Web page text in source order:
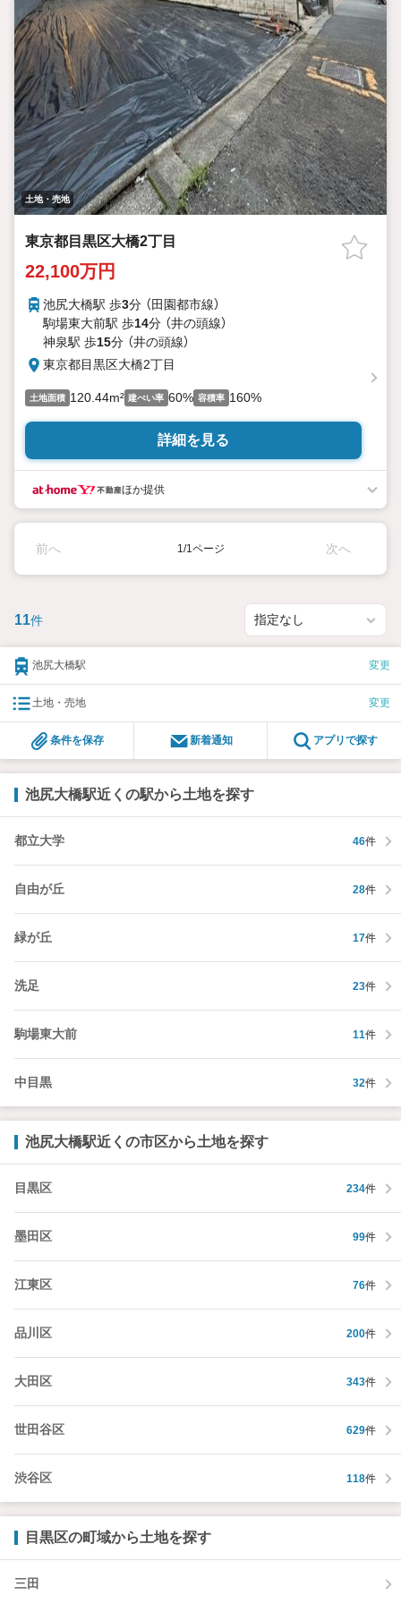
土地・売地
東京都目黒区大橋2丁目
22,100万円
池尻大橋駅 歩3分 （田園都市線）
駒場東大前駅 歩14分 （井の頭線）
神泉駅 歩15分 （井の頭線）
東京都目黒区大橋2丁目
土地面積 120.44m² 建ぺい率 60% 容積率 160%
詳細を見る
ほか提供
前へ 1/1ページ 次へ
11件
池尻大橋駅 変更
土地・売地 変更
条件を保存 新着通知 アプリで探す
池尻大橋駅近くの駅から土地を探す
都立大学 46件
自由が丘 28件
緑が丘 17件
洗足 23件
駒場東大前 11件
中目黒 32件
池尻大橋駅近くの市区から土地を探す
目黒区 234件
墨田区 99件
江東区 76件
品川区 200件
大田区 343件
世田谷区 629件
渋谷区 118件
目黒区の町域から土地を探す
三田